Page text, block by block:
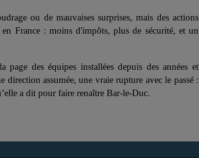
ou de mauvaises surprises, mais des actions
France : moins d'impôts, plus de sécurité, et un
des équipes installées depuis des années et
direction assumée, une vraie rupture avec le passé :
a dit pour faire renaître Bar-le-Duc.